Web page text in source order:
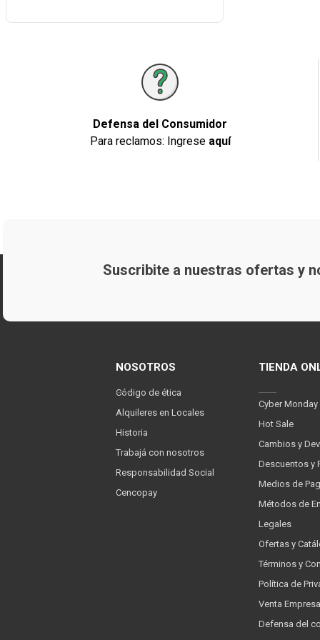
Defensa del Consumidor
Para reclamos: Ingrese aquí
Suscribite a nuestras ofertas y
NOSOTROS
Código de ética
Alquileres en Locales
Historia
Trabajá con nosotros
Responsabilidad Social
Cencopay
TIENDA
Cyber Monday
Hot Sale
Cambios y
Descuentos y
Medios de
Métodos de
Legales
Ofertas y
Términos y
Política de
Venta Empresa
Defensa del